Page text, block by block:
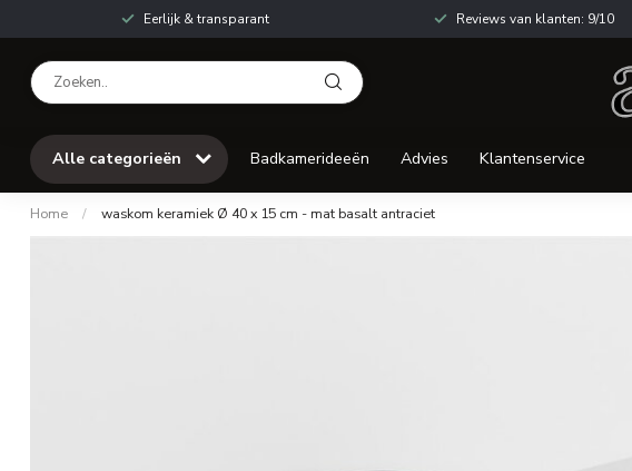
Eerlijk & transparant Reviews van klanten: 9/10
Alle categorieën Badkamerideeën Advies Klantenservice
Home /
waskom keramiek Ø 40 x 15 cm - mat basalt antraciet